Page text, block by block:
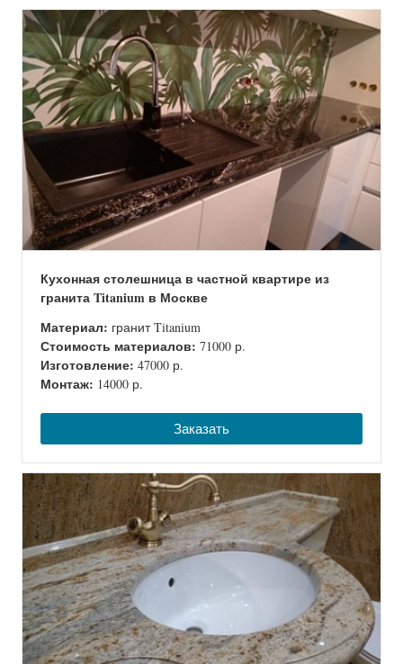
Кухонная столешница в частной квартире из
гранита Titanium в Москве
Материал: гранит Titanium
Стоимость материалов: 71000 р.
Изготовление: 47000 р.
Монтаж: 14000 р.
Заказать